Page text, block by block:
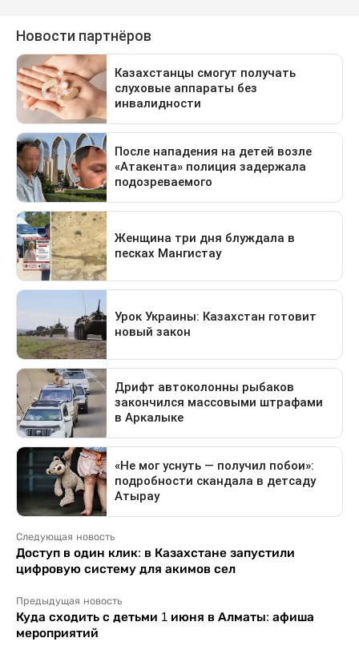
Следующая новость
Доступ в один клик: в Казахстане запустили
цифровую систему для акимов сел
Предыдущая новость
Куда сходить с детьми 1 июня в Алматы: афиша
мероприятий